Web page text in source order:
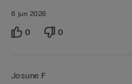
6 jun 2026
0 0
Josune F